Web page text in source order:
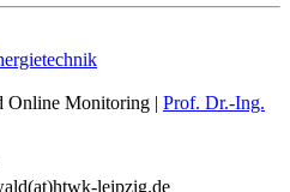
Online Monitoring | Prof. Dr.-Ing.
leipzig.de